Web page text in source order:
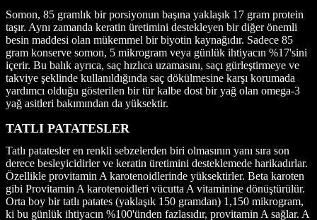
Somon, 85 gramlık bir porsiyonun başına yaklaşık 17 gram protein
taşır. Aynı zamanda keratin üretimini destekleyen bir diğer önemli
besin maddesi olan mükemmel bir biyotin kaynağıdır. Sadece 85
gram konserve somon, 5 mikrogram veya günlük ihtiyacın %17'sini
içerir. Bu balık ayrıca, saç hızlıca uzamasını, saçı gürleştirmeye ve
takviye şeklinde kullanıldığında saç dökülmesine karşı korumada
yardımcı olduğu gösterilen bir tür kalbe dost bir yağ olan omega-3
yağ asitleri bakımından da yüksektir.
TATLI PATATESLER
Tatlı patatesler en renkli sebzelerden biri olmasının yanı sıra son
derece besleyicidirler ve keratin üretimini desteklemede harikadırlar.
Özellikle provitamin A karotenoidlerinde yüksektirler. Beta karoten
gibi Provitamin A karotenoidleri vücutta A vitaminine dönüştürülür.
Orta boy bir tatlı patates (yaklaşık 150 gramdan) 1,150 mikrogram,
ki bu günlük ihtiyacın %100'ünden fazlasıdır, provitamin A sağlar. A